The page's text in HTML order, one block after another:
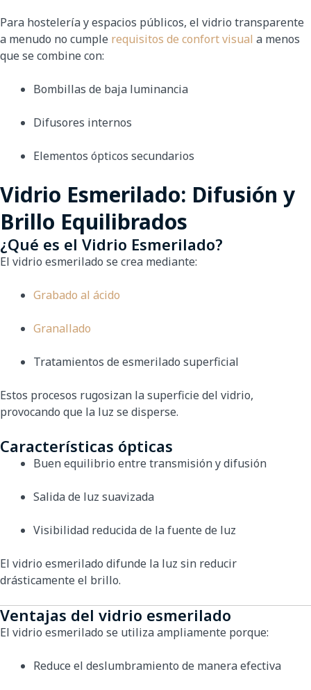
Para hostelería y espacios públicos, el vidrio transparente
a menudo no cumple requisitos de confort visual a menos
que se combine con:
Bombillas de baja luminancia
Difusores internos
Elementos ópticos secundarios
Vidrio Esmerilado: Difusión y
Brillo Equilibrados
¿Qué es el Vidrio Esmerilado?
El vidrio esmerilado se crea mediante:
Grabado al ácido
Granallado
Tratamientos de esmerilado superficial
Estos procesos rugosizan la superficie del vidrio,
provocando que la luz se disperse.
Características ópticas
Buen equilibrio entre transmisión y difusión
Salida de luz suavizada
Visibilidad reducida de la fuente de luz
El vidrio esmerilado difunde la luz sin reducir
drásticamente el brillo.
Ventajas del vidrio esmerilado
El vidrio esmerilado se utiliza ampliamente porque:
Reduce el deslumbramiento de manera efectiva